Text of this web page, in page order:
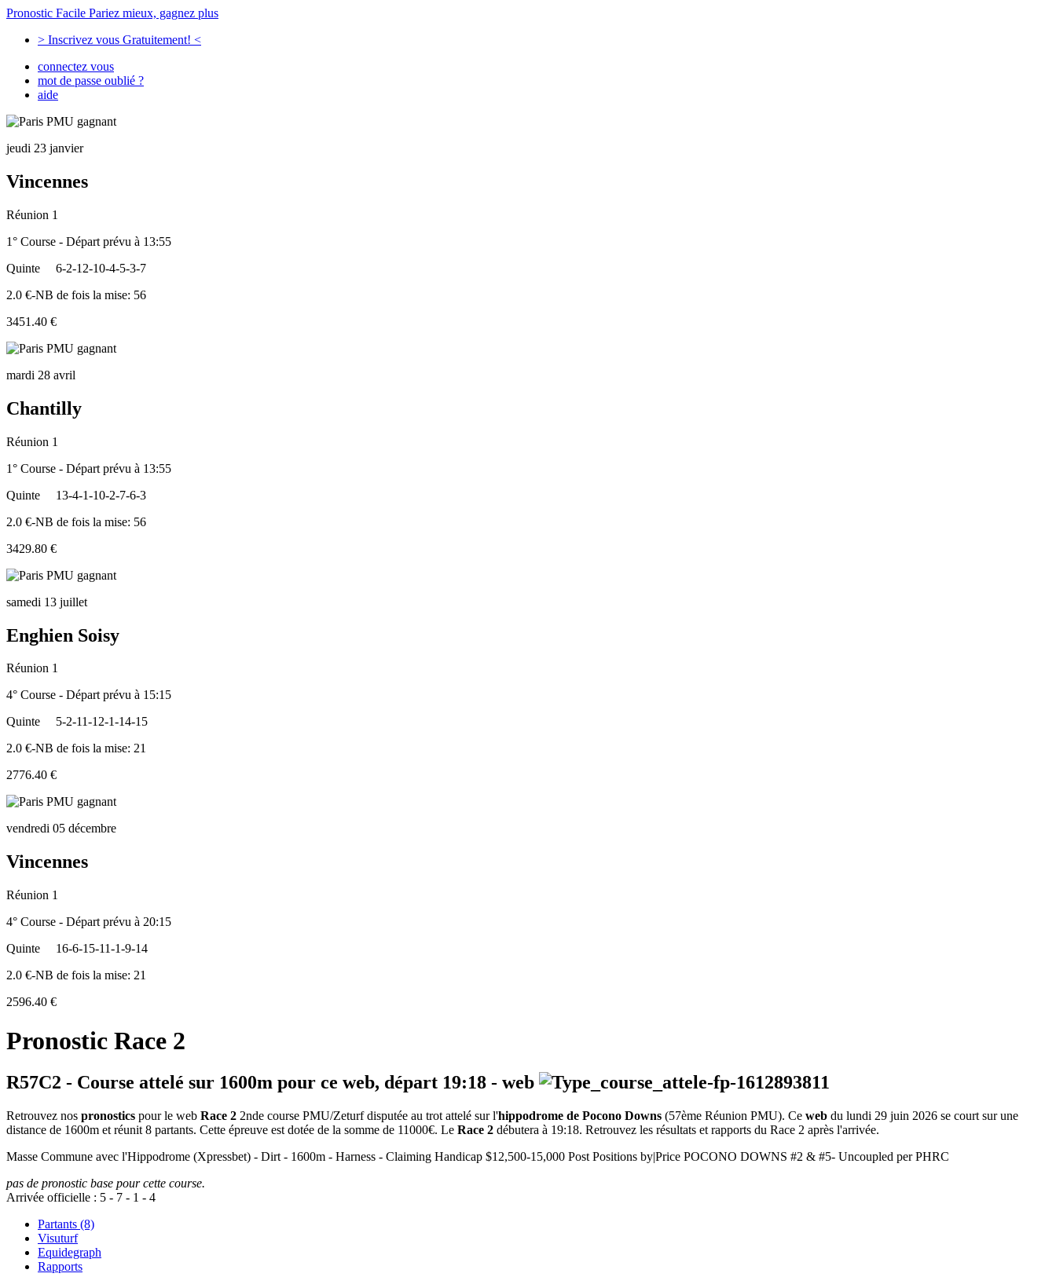
Pronostic Facile Pariez mieux, gagnez plus
> Inscrivez vous Gratuitement! <
connectez vous
mot de passe oublié ?
aide
jeudi 23 janvier
Vincennes
Réunion 1
1° Course - Départ prévu à 13:55
Quinte
6-2-12-10-4-5-3-7
2.0 €-NB de fois la mise: 56
3451.40 €
mardi 28 avril
Chantilly
Réunion 1
1° Course - Départ prévu à 13:55
Quinte
13-4-1-10-2-7-6-3
2.0 €-NB de fois la mise: 56
3429.80 €
samedi 13 juillet
Enghien Soisy
Réunion 1
4° Course - Départ prévu à 15:15
Quinte
5-2-11-12-1-14-15
2.0 €-NB de fois la mise: 21
2776.40 €
vendredi 05 décembre
Vincennes
Réunion 1
4° Course - Départ prévu à 20:15
Quinte
16-6-15-11-1-9-14
2.0 €-NB de fois la mise: 21
2596.40 €
Pronostic Race 2
R57C2 - Course attelé sur 1600m pour ce web, départ 19:18 - web
Retrouvez nos pronostics pour le web Race 2 2nde course PMU/Zeturf disputée au trot attelé sur l'hippodrome de Pocono Downs (57ème Réunion PMU). Ce web du lundi 29 juin 2026 se court sur une
distance de 1600m et réunit 8 partants. Cette épreuve est dotée de la somme de 11000€. Le Race 2 débutera à 19:18. Retrouvez les résultats et rapports du Race 2 après l'arrivée.
Masse Commune avec l'Hippodrome (Xpressbet) - Dirt - 1600m - Harness - Claiming Handicap $12,500-15,000 Post Positions by|Price POCONO DOWNS #2 & #5- Uncoupled per PHRC
pas de pronostic base pour cette course.
Arrivée officielle : 5 - 7 - 1 - 4
Partants (8)
Visuturf
Equidegraph
Rapports